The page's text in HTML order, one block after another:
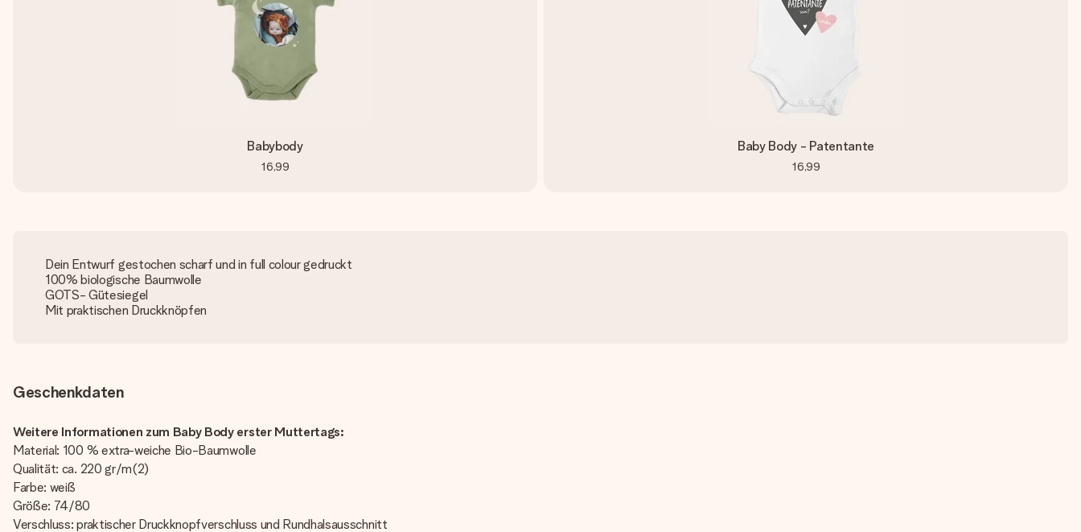
Babybody
16,99
Baby Body - Patentante
16,99
Dein Entwurf gestochen scharf und in full colour gedruckt
100% biologische Baumwolle
GOTS- Gütesiegel
Mit praktischen Druckknöpfen
Geschenkdaten
Weitere Informationen zum Baby Body erster Muttertags:
Material: 100 % extra-weiche Bio-Baumwolle
Qualität: ca. 220 gr/m(2)
Farbe: weiß
Größe: 74/80
Verschluss: praktischer Druckknopfverschluss und Rundhalsausschnitt